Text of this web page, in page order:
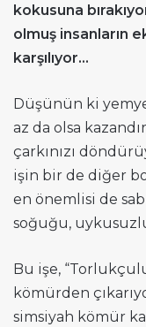
kokusuna
olmuş insanların
karşılıyor…
Düşünün ki
az da olsa
çarkınızı
işin bir de diğer
en önemlisi de
soğuğu,
Bu işe,
kömürden
simsiyah kömür